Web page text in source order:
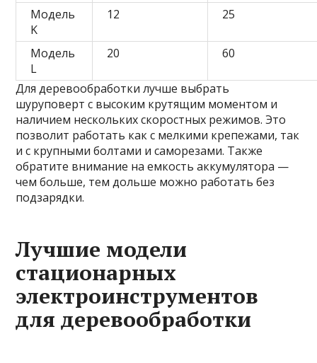
Модель
K
12 25
Модель
L
20 60
Для деревообработки лучше выбрать
шуруповерт с высоким крутящим моментом и
наличием нескольких скоростных режимов. Это
позволит работать как с мелкими крепежами, так
и с крупными болтами и саморезами. Также
обратите внимание на емкость аккумулятора —
чем больше, тем дольше можно работать без
подзарядки.
Лучшие модели
стационарных
электроинструментов
для деревообработки